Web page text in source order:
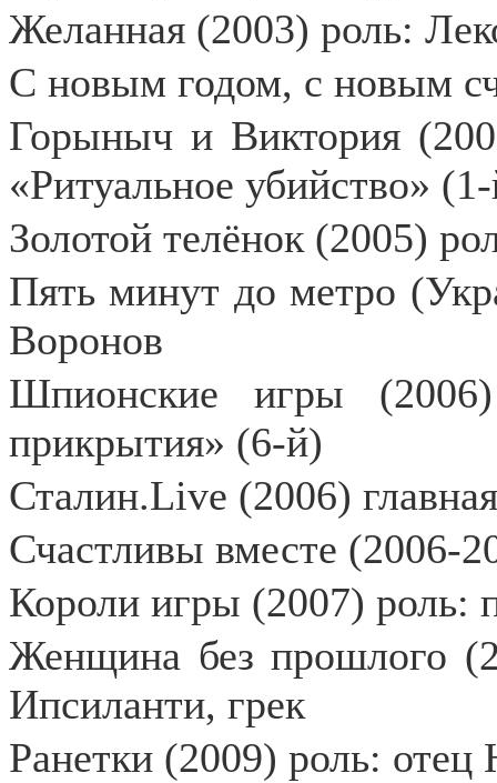
Желанная (2003) роль:
С новым годом, с новым
Горыныч и Виктория
«Ритуальное убийство»
Золотой телёнок (2005)
Пять минут до метро
Воронов
Шпионские игры
прикрытия» (6-й)
Сталин.Live (2006)
Счастливы вместе (2006-
Короли игры (2007) роль:
Женщина без прошлого
Ипсиланти, грек
Ранетки (2009) роль: